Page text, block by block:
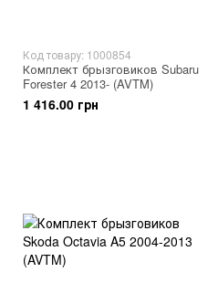
Код товару: 1000854
Комплект брызговиков Subaru
Forester 4 2013- (AVTM)
1 416.00 грн